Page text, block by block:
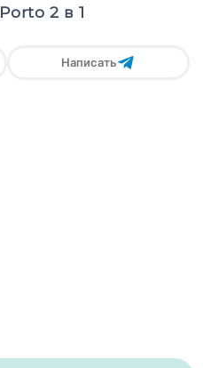
2 в 1
Написать